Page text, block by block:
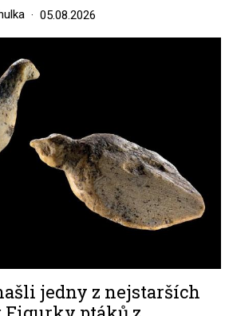
05.08.2026
jedny z nejstarších